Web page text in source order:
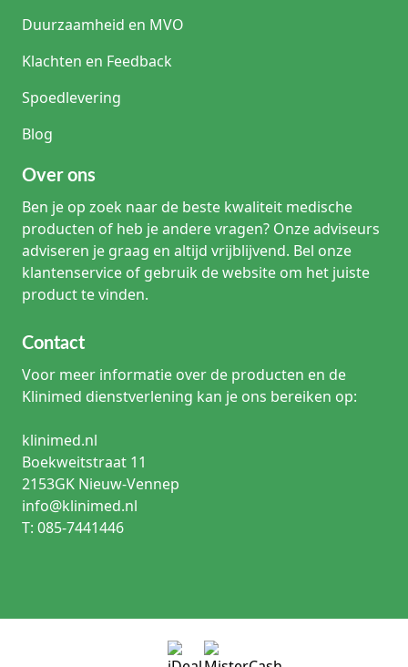
Duurzaamheid en MVO
Klachten en Feedback
Spoedlevering
Blog
Over ons
Ben je op zoek naar de beste kwaliteit medische
producten of heb je andere vragen? Onze adviseurs
adviseren je graag en altijd vrijblijvend. Bel onze
klantenservice of gebruik de website om het juiste
product te vinden.
Contact
Voor meer informatie over de producten en de
Klinimed dienstverlening kan je ons bereiken op:
klinimed.nl
Boekweitstraat 11
2153GK Nieuw-Vennep
info@klinimed.nl
T: 085-7441446